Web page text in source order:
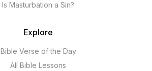
Is Masturbation a Sin?
Explore
Bible Verse of the Day
All Bible Lessons